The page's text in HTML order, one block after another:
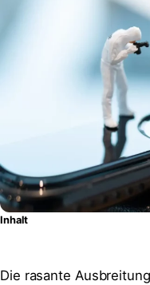
Inhalt
Die rasante